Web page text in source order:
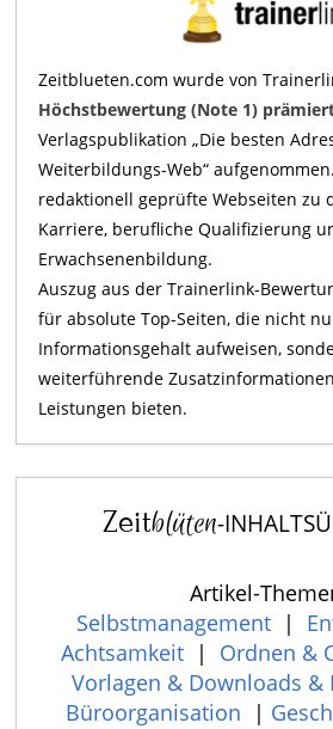
Zeitblueten.com wurde von
Höchstbewertung (Note 1)
Verlagspublikation „Die besten
Weiterbildungs-Web“
redaktionell geprüfte Webseiten zu
Karriere, berufliche Qualifizierung
Erwachsenenbildung.
Auszug aus der Trainerlink-
für absolute Top-Seiten, die nicht
Informationsgehalt aufweisen,
weiterführende
Leistungen bieten.
Zeitblüten-
Artikel-
Selbstmanagement |
Achtsamkeit| Ordnen &
Vorlagen & Downloads &
Büroorganisation |